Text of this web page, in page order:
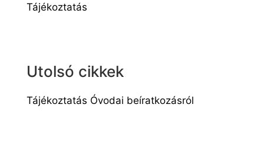
Tájékoztatás
Utolsó cikkek
Tájékoztatás Óvodai beíratkozásról